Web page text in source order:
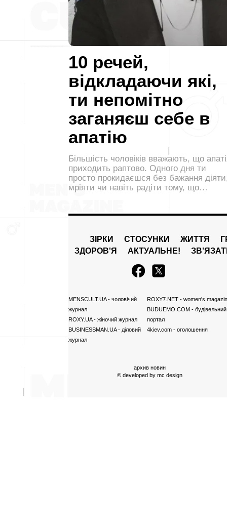
10 речей,
відкладаючи які,
ти непомітно
заганяєш себе в
апатію
Більшість чоловіків вважають, що
приходить раптово. Одного дня ти
просто прокидаєшся без бажання
мріяти чи навіть радіти тому, що…
ЗІРКИ СТОСУНКИ ЖИТТЯ
ЗДОРОВ'Я
АКТУАЛЬНЕ!
MENSCULT.UA- чоловічий
журнал
ROXY.UA- жіночий журнал
BUSINESSMAN.UA- діловий
журнал
ROXY7.NET- women's
BUDUEMO.COM- будівельний
портал
4kiev.com- оголошення
архив новин
© developed by mc design